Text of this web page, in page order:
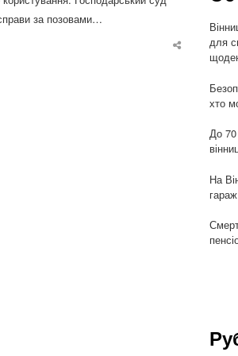
за позовами…
Share
для
хто
До 70
На